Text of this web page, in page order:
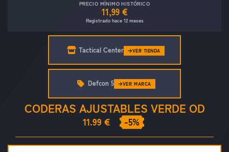
PRECIO MÍNIMO HISTÓRICO
11,99 €
Registrado hace 12 meses
Tactical Center VER TIENDA
CODERAS AJUSTABLES VERDE OD
11.99 € -5%
Defcon 5 VER MARCA